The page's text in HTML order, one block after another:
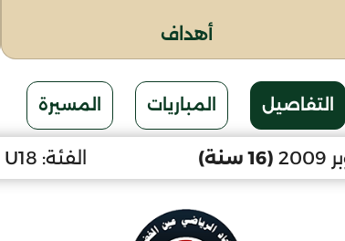
أهداف
التفاصيل المباريات المسيرة
(16 سنة) الفئة: U18